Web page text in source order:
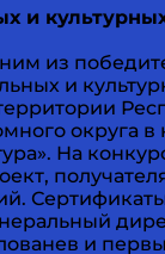
и
из
и
округа
На
и